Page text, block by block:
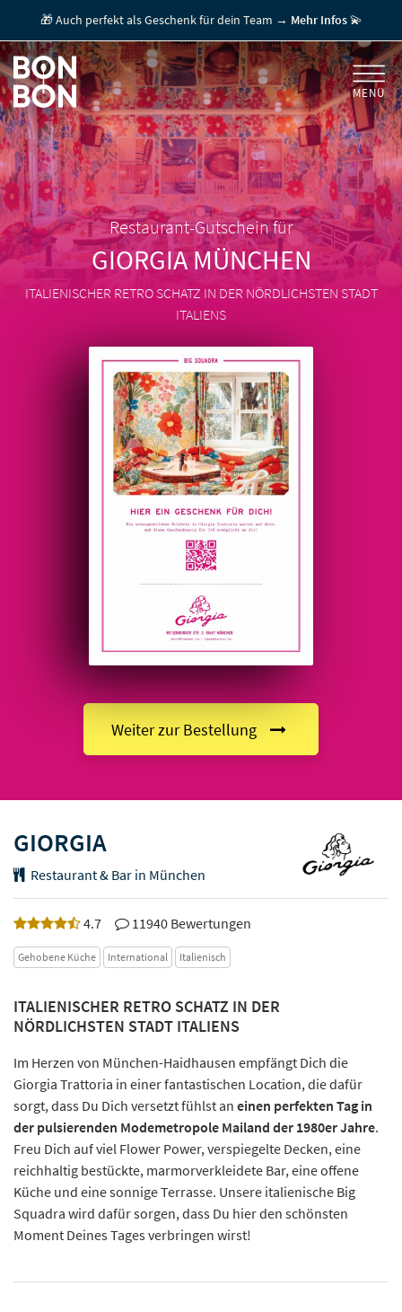
GUTSCHEIN EINLÖSEN
+
FÜR FIRMEN/ MITARBEITERGESCHENK
+
GESCHENKGUTSCHEINE
FÜR GASTRONOMEN
🎁 Auch perfekt als Geschenk für dein Team → Mehr Infos💫
MENÜ
ITALIENISCHER RETRO SCHATZ IN DER NÖRDLICHSTEN STADT
ITALIENS
Restaurant-Gutschein für
GIORGIAMÜNCHEN
Weiter zur Bestellung
GIORGIA
Restaurant & Bar in München
4.7 11940 Bewertungen
Gehobene Küche International Italienisch
ITALIENISCHER RETRO SCHATZ IN DER
NÖRDLICHSTEN STADT ITALIENS
Im Herzen von München-Haidhausen empfängt Dich die
Giorgia Trattoria in einer fantastischen Location, die dafür
sorgt, dass Du Dich versetzt fühlst an einen perfekten Tag in
der pulsierenden Modemetropole Mailand der 1980er Jahre.
Freu Dich auf viel Flower Power, verspiegelte Decken, eine
reichhaltig bestückte, marmorverkleidete Bar, eine offene
Küche und eine sonnige Terrasse. Unsere italienische Big
Squadra wird dafür sorgen, dass Du hier den schönsten
Moment Deines Tages verbringen wirst!